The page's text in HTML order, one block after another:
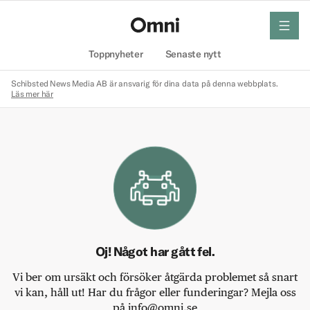
Toppnyheter Senaste nytt
meny
Schibsted News Media AB är ansvarig för dina data på denna webbplats.
Läs mer här
Oj! Något har gått fel.
Vi ber om ursäkt och försöker åtgärda problemet så snart
vi kan, håll ut! Har du frågor eller funderingar? Mejla oss